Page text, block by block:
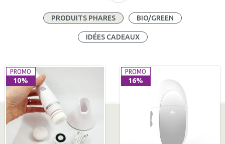
PRODUITS PHARES BIO/GREEN
IDÉES CADEAUX
PROMO
10%
PROMO
16%